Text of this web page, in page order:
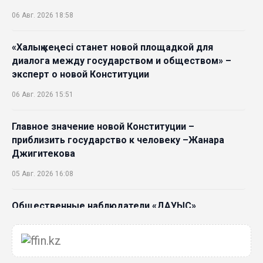
06 Авг. 2026 18:58
«Халық кеңесі станет новой площадкой для
диалога между государством и обществом» –
эксперт о новой Конституции
06 Авг. 2026 15:51
Главное значение новой Конституции –
приблизить государство к человеку –Жанара
Джигитекова
05 Авг. 2026 16:08
Общественные наблюдатели «ДАУЫС»
Курултай
05 Авг. 2026 12:27